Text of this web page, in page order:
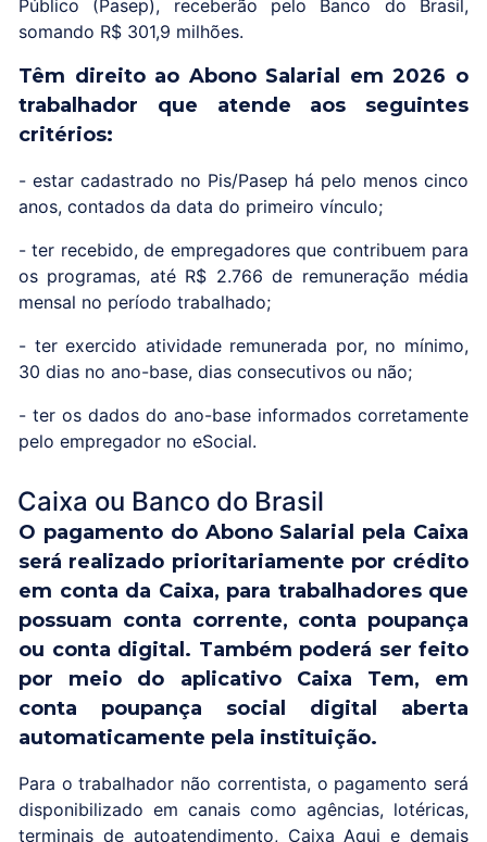
Público (Pasep), receberão pelo Banco do Brasil,
somando R$ 301,9 milhões.
Têm direito ao Abono Salarial em 2026 o
trabalhador que atende aos seguintes
critérios:
- estar cadastrado no Pis/Pasep há pelo menos cinco
anos, contados da data do primeiro vínculo;
- ter recebido, de empregadores que contribuem para
os programas, até R$ 2.766 de remuneração média
mensal no período trabalhado;
- ter exercido atividade remunerada por, no mínimo,
30 dias no ano-base, dias consecutivos ou não;
- ter os dados do ano-base informados corretamente
pelo empregador no eSocial.
Caixa ou Banco do Brasil
O pagamento do Abono Salarial pela Caixa
será realizado prioritariamente por crédito
em conta da Caixa, para trabalhadores que
possuam conta corrente, conta poupança
ou conta digital. Também poderá ser feito
por meio do aplicativo Caixa Tem, em
conta poupança social digital aberta
automaticamente pela instituição.
Para o trabalhador não correntista, o pagamento será
disponibilizado em canais como agências, lotéricas,
terminais de autoatendimento, Caixa Aqui e demais